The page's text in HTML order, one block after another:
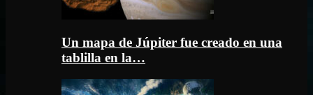
Un mapa de Júpiter fue creado en una
tablilla en la…